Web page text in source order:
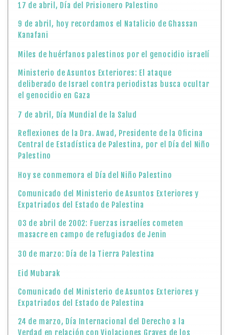
17 de abril, Día del Prisionero Palestino
9 de abril, hoy recordamos el Natalicio de Ghassan
Kanafani
Miles de huérfanos palestinos por el genocidio israelí
Ministerio de Asuntos Exteriores: El ataque
deliberado de Israel contra periodistas busca ocultar
el genocidio en Gaza
7 de abril, Día Mundial de la Salud
Reflexiones de la Dra. Awad, Presidente de la Oficina
Central de Estadística de Palestina, por el Día del Niño
Palestino
Hoy se conmemora el Día del Niño Palestino
Comunicado del Ministerio de Asuntos Exteriores y
Expatriados del Estado de Palestina
03 de abril de 2002: Fuerzas israelíes cometen
masacre en campo de refugiados de Jenin
30 de marzo: Día de la Tierra Palestina
Eid Mubarak
Comunicado del Ministerio de Asuntos Exteriores y
Expatriados del Estado de Palestina
24 de marzo, Día Internacional del Derecho a la
Verdad en relación con Violaciones Graves de los